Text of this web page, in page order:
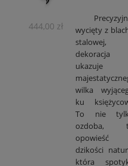
444,00 zł
wycięty z
stalowej,
dekoracja
ukazuje
wilka
ku
To nie
ozdoba,
opowieść
dzikości
która